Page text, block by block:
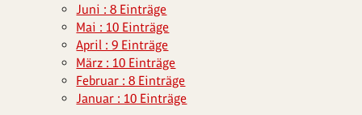
Juni : 8 Einträge
Mai : 10 Einträge
April : 9 Einträge
März : 10 Einträge
Februar : 8 Einträge
Januar : 10 Einträge